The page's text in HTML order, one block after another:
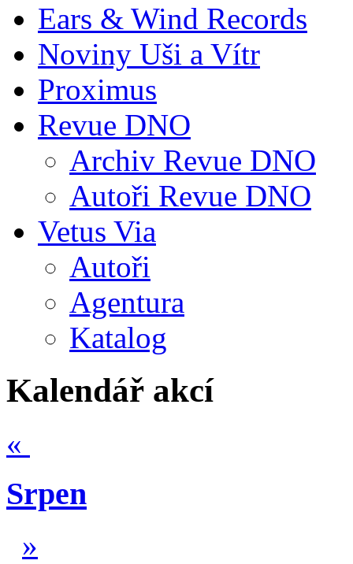
Ears & Wind Records
Noviny Uši a Vítr
Proximus
Revue DNO
Archiv Revue DNO
Autoři Revue DNO
Vetus Via
Autoři
Agentura
Katalog
Kalendář akcí
«
Srpen
»